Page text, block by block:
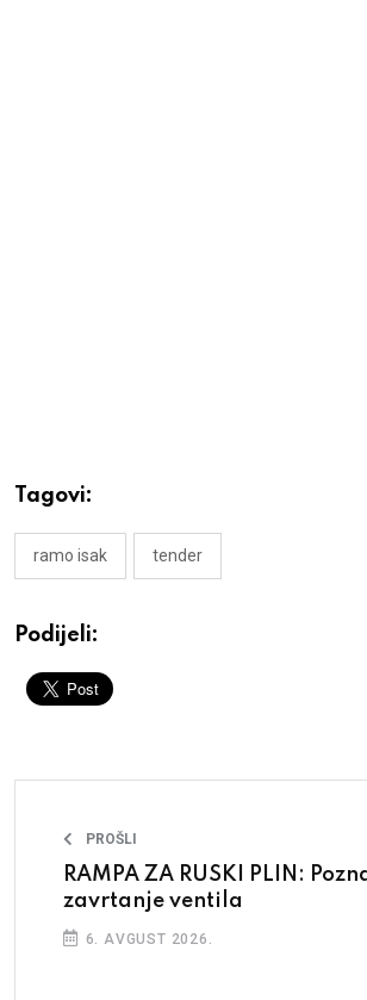
Tagovi:
ramo isak tender
Podijeli:
PROŠLI
RAMPA ZA RUSKI PLIN:
zavrtanje ventila
6. AVGUST 2026.